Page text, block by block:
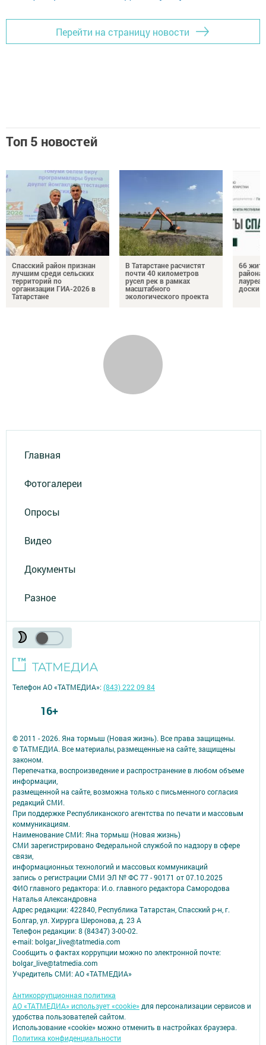
Перейти на страницу новости
Топ 5 новостей
Спасский район признан
лучшим среди сельских
территорий по
организации ГИА-2026 в
Татарстане
В Татарстане расчистят
почти 40 километров
русел рек в рамках
масштабного
экологического проекта
66
района
доски
Главная
Фотогалереи
Опросы
Видео
Документы
Разное
© 2011 - 2026. Яна тормыш (Новая жизнь). Все права защищены.
© ТАТМЕДИА. Все материалы, размещенные на сайте, защищены
законом.
Перепечатка, воспроизведение и распространение в любом объеме
информации,
размещенной на сайте, возможна только с письменного согласия
редакций СМИ.
При поддержке Республиканского агентства по печати и массовым
коммуникациям.
Наименование СМИ: Яна тормыш (Новая жизнь)
СМИ зарегистрировано Федеральной службой по надзору в сфере
связи,
информационных технологий и массовых коммуникаций
запись о регистрации СМИ ЭЛ № ФС 77 - 90171 от 07.10.2025
ФИО главного редактора: И.о. главного редактора Самородова
Наталья Александровна
Адрес редакции: 422840, Республика Татарстан, Спасский р-н, г.
Болгар, ул. Хирурга Шеронова, д. 23 А
Телефон редакции: 8 (84347) 3-00-02.
e-mail: bolgar_live@tatmedia.com
Сообщить о фактах коррупции можно по электронной почте:
bolgar_live@tatmedia.com
Учредитель СМИ: АО «ТАТМЕДИА»
Антикоррупционная политика
АО «ТАТМЕДИА» использует «cookie» для персонализации сервисов и
удобства пользователей сайтом.
Использование «cookie» можно отменить в настройках браузера.
Политика конфиденциальности
Телефон АО «ТАТМЕДИА»:(843) 222 09 84
16+